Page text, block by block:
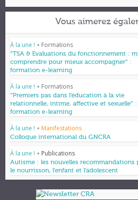
Vous aimerez
À la une ! • Formations
“TSA & Evaluations du fonctionnement :
comprendre pour mieux accompagner” :
formation e-learning
À la une ! • Formations
“Premiers pas dans l’éducation à la vie
relationnelle, intime, affective et sexuelle” :
formation e-learning
À la une ! • Manifestations
Colloque international du GNCRA
À la une ! • Publications
Autisme : les nouvelles recommandations
le nourrisson, l’enfant et l’adolescent